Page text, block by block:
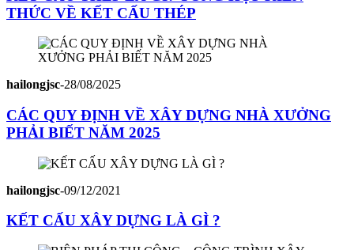
THỨC VỀ KẾT CẤU THÉP
hailongjsc-28/08/2025
CÁC QUY ĐỊNH VỀ XÂY DỰNG NHÀ XƯỞNG
PHẢI BIẾT NĂM 2025
hailongjsc-09/12/2021
KẾT CẤU XÂY DỰNG LÀ GÌ ?